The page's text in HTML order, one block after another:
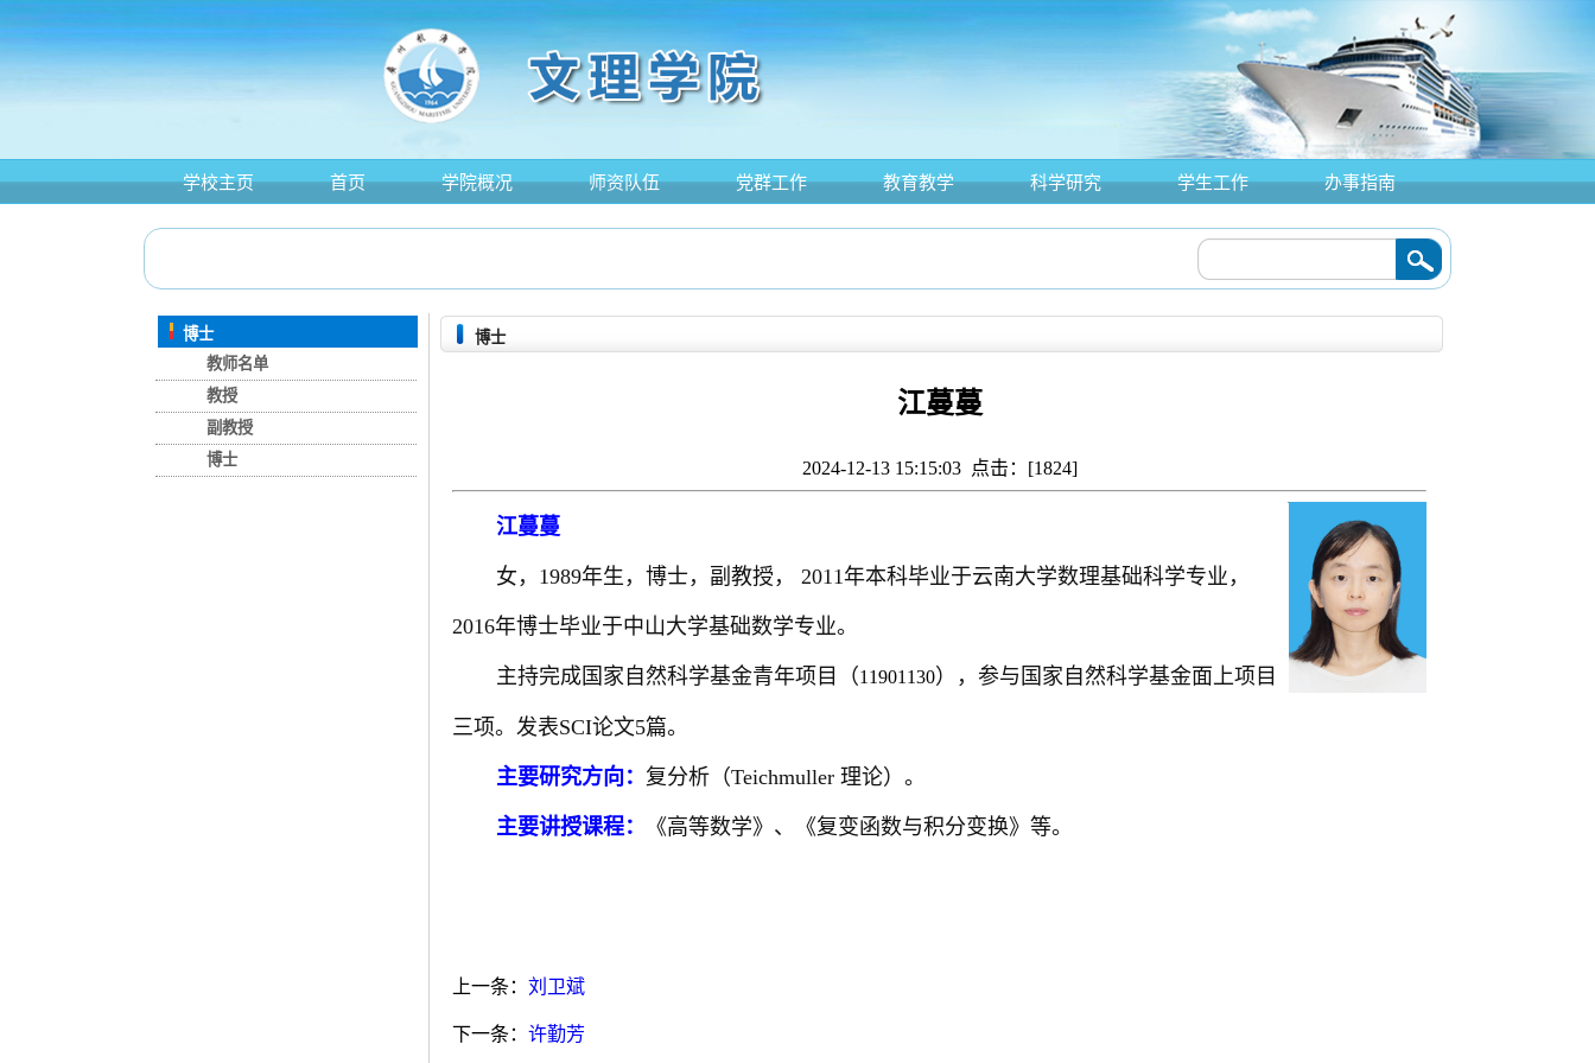
学校主页 首页 学院概况 师资队伍 党群工作 教育教学 科学研究 学生工作 办事指南
博士
教师名单
教授
副教授
博士
博士
江蔓蔓
2024-12-13 15:15:03 点击：[1824]
江蔓蔓
女，1989年生，博士，副教授， 2011年本科毕业于云南大学数理基础科学专业，
2016年博士毕业于中山大学基础数学专业。
主持完成国家自然科学基金青年项目（11901130），参与国家自然科学基金面上项目
三项。发表SCI论文5篇。
主要研究方向： 复分析（Teichmuller 理论）。
主要讲授课程： 《高等数学》、《复变函数与积分变换》等。
上一条： 刘卫斌
下一条： 许勤芳